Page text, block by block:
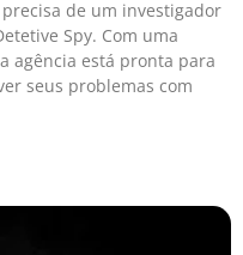
de um investigador
Spy. Com uma
agência está pronta para
seus problemas com